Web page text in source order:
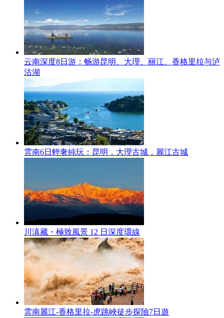
云南深度8日游：畅游昆明、大理、丽江、香格里拉与泸
沽湖
雲南6日輕奢純玩：昆明，大理古城，麗江古城
川滇藏・極致風景 12 日深度環線
雲南麗江-香格里拉-虎跳峽徒步探險7日遊